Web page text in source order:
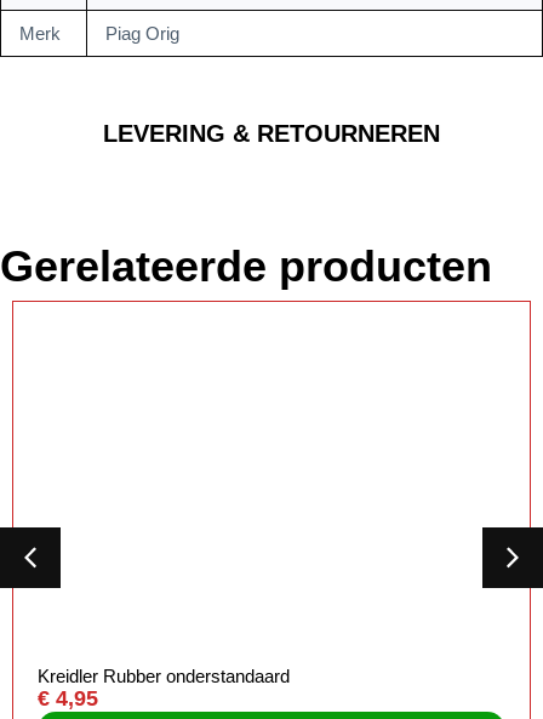
LEVERING & RETOURNEREN
Merk Piag Orig
Gerelateerde producten
Kreidler Rubber onderstandaard
€ 4,95